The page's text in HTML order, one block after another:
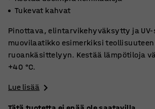
Tukevat kahvat
Pinottava, elintarvikehyväksytty ja
muovilaatikko esimerkiksi
ruoankäsittelyyn. Kestää lämpötiloja
+40 °C.
Lue lisää